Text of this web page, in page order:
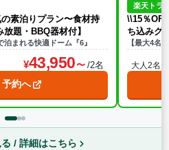
素泊りプラン〜食材持
題・BBQ器材付】
泊まれる快適ドーム『6』
43,950 /2名
予約へ
楽天トラ
\\15％
ち込みグ
【最大4名/
大人2名
/ 詳細はこちら